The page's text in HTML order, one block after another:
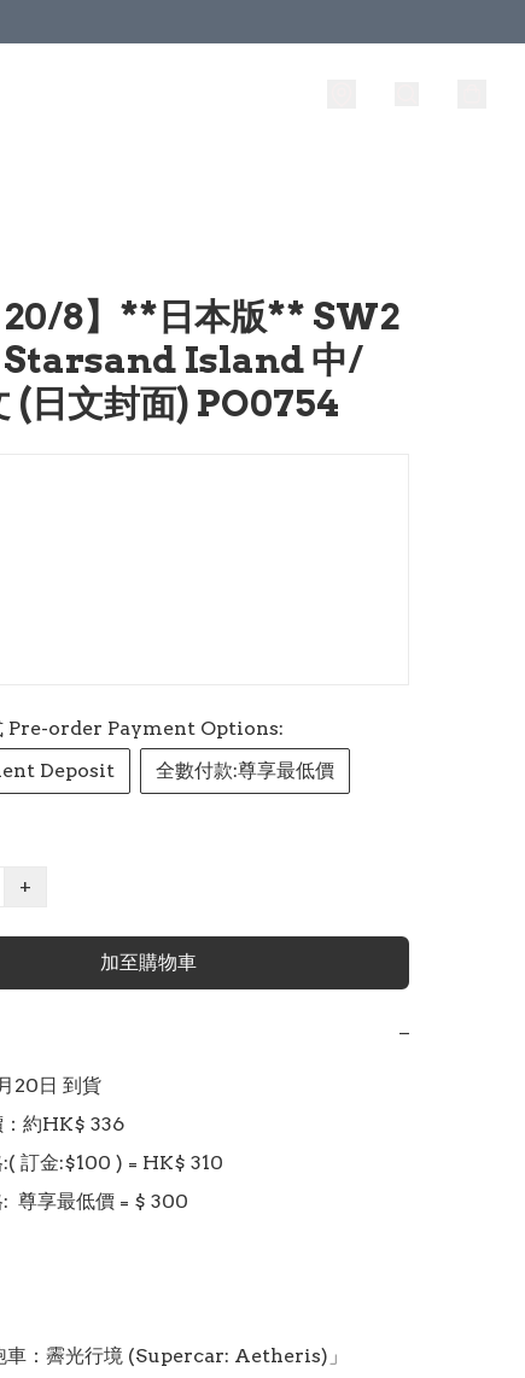
20/8】**日本版** SW2
Starsand Island 中/
(日文封面) PO0754
Pre-order Payment Options:
Deposit
全數付款:尊享最低價
+
加至購物車
−
20日 到貨
：約HK$ 336
訂金:$100 ) = HK$ 310
尊享最低價 = $ 300
車：霽光行境 (Supercar: Aetheris)」